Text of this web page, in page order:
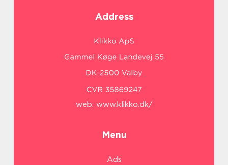
Address
web: www.klikko.dk/
Menu
Ads